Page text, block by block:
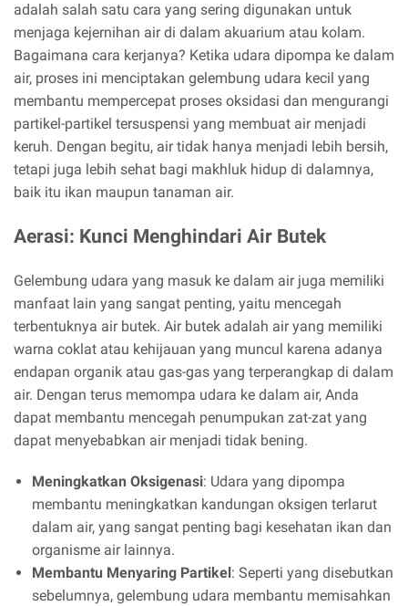
adalah salah satu cara yang sering digunakan untuk
menjaga kejernihan air di dalam akuarium atau kolam.
Bagaimana cara kerjanya? Ketika udara dipompa ke dalam
air, proses ini menciptakan gelembung udara kecil yang
membantu mempercepat proses oksidasi dan mengurangi
partikel-partikel tersuspensi yang membuat air menjadi
keruh. Dengan begitu, air tidak hanya menjadi lebih bersih,
tetapi juga lebih sehat bagi makhluk hidup di dalamnya,
baik itu ikan maupun tanaman air.
Aerasi: Kunci Menghindari Air Butek
Gelembung udara yang masuk ke dalam air juga memiliki
manfaat lain yang sangat penting, yaitu mencegah
terbentuknya air butek. Air butek adalah air yang memiliki
warna coklat atau kehijauan yang muncul karena adanya
endapan organik atau gas-gas yang terperangkap di dalam
air. Dengan terus memompa udara ke dalam air, Anda
dapat membantu mencegah penumpukan zat-zat yang
dapat menyebabkan air menjadi tidak bening.
Meningkatkan Oksigenasi: Udara yang dipompa
membantu meningkatkan kandungan oksigen terlarut
dalam air, yang sangat penting bagi kesehatan ikan dan
organisme air lainnya.
Membantu Menyaring Partikel: Seperti yang disebutkan
sebelumnya, gelembung udara membantu memisahkan